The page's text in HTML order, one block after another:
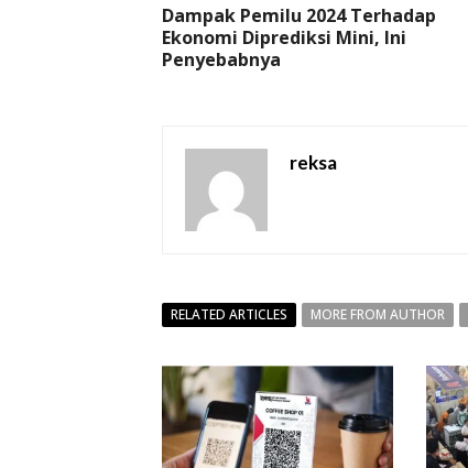
Dampak Pemilu 2024 Terhadap
Ekonomi Diprediksi Mini, Ini
Penyebabnya
reksa
RELATED ARTICLES MORE FROM AUTHOR